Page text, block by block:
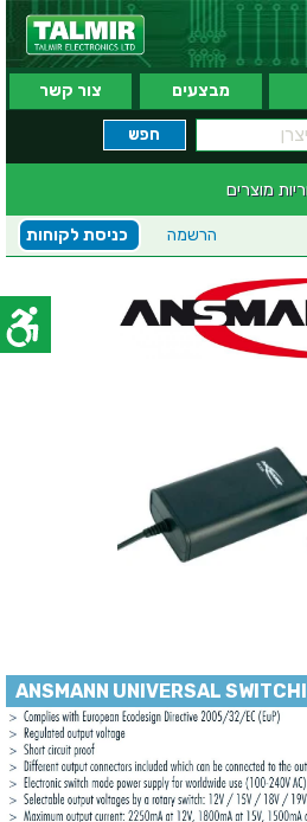
מבצעים צור קשר
מוצרים
כניסת לקוחות הרשמה
ANSMANN UNIVERSAL